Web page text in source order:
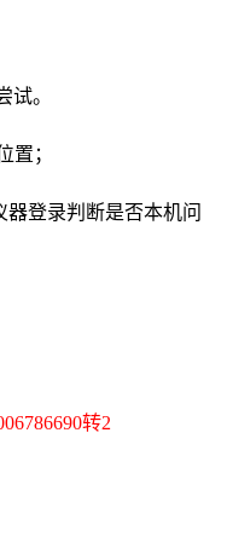
试。
置；
器登录判断是否本机问
转2